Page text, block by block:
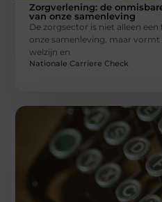
Zorgverlening: de
van onze samenleving
De zorgsector is niet alleen
onze samenleving, maar
welzijn en
Nationale Carriere Check